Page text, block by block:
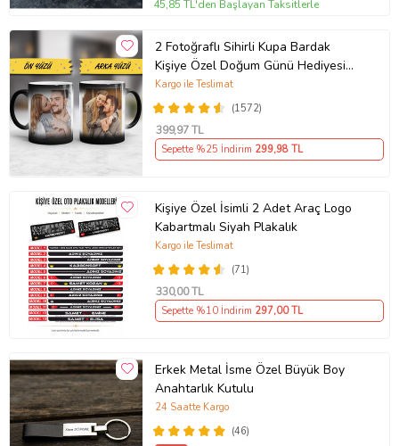
45,85 TL'den Başlayan Taksitlerle
2 Fotoğraflı Sihirli Kupa Bardak
Kişiye Özel Doğum Günü Hediyesi
Sevgiliye Hediye Anneye Babaya
Ablaya Abiye Kız Erkek Kardeşe
Arkadaşa Resimli Günü Yıl Dönümü
Hediyesi
(1572)
Kargo ile Teslimat
399,97 TL
Sepette %25 İndirim 299,98 TL
Kişiye Özel İsimli 2 Adet Araç Logo
Kabartmalı Siyah Plakalık
(71)
Kargo ile Teslimat
330,00 TL
Sepette %10 İndirim 297,00 TL
Erkek Metal İsme Özel Büyük Boy
Anahtarlık Kutulu
(46)
24 Saatte Kargo